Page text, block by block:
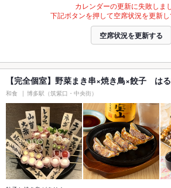
カレンダーの更新に失敗しまし
下記ボタンを押して空席状況を更新し
空席状況を更新する
【完全個室】野菜まき串×焼き鳥×餃子 は
和食 博多駅（筑紫口・中央街）